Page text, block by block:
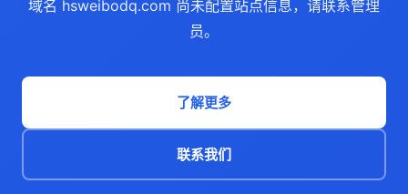
域名 hsweibodq.com 尚未配置站点信息，请联系管理
员。
了解更多
联系我们